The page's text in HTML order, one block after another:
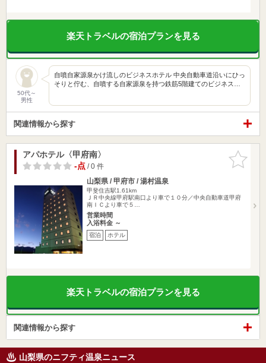
楽天トラベルの宿泊プランを見る
50代～
男性
自噴自家源泉かけ流しのビジネスホテル 中央自動車道沿いにひっ
そりと佇む、自噴する自家源泉を持つ鉄筋5階建てのビジネス…
関連情報から探す
お気に入
りに追加
アパホテル〈甲府南〉
-点/ 0 件
山梨県 / 甲府市 / 湯村温泉
甲斐住吉駅1.61km
ＪＲ中央線甲府駅南口より車で１０分／中央自動車道甲府
南ＩＣより車で５…
営業時間
入浴料金 ～
宿泊 ホテル
楽天トラベルの宿泊プランを見る
関連情報から探す
山梨県のニフティ温泉ニュース